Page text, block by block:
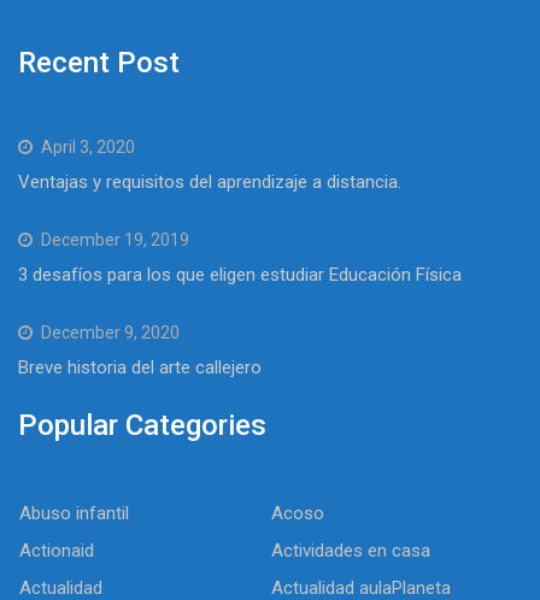
Recent Post
April 3, 2020
Ventajas y requisitos del aprendizaje a distancia.
December 19, 2019
3 desafíos para los que eligen estudiar Educación Física
December 9, 2020
Breve historia del arte callejero
Popular Categories
Abuso infantil
Acoso
Actionaid
Actividades en casa
Actualidad
Actualidad aulaPlaneta